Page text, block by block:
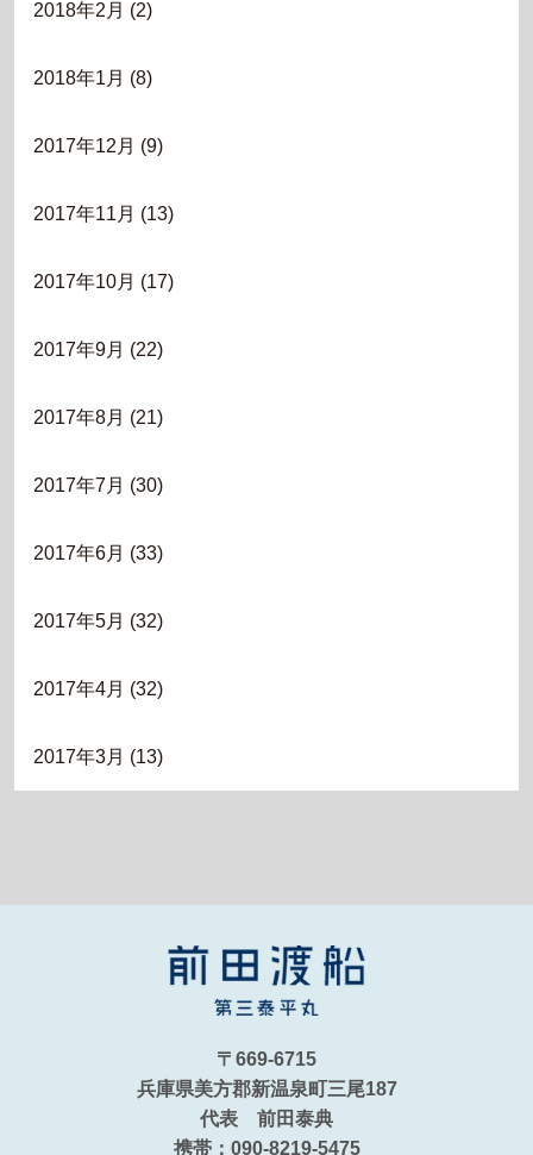
2018年2月 (2)
2018年1月 (8)
2017年12月 (9)
2017年11月 (13)
2017年10月 (17)
2017年9月 (22)
2017年8月 (21)
2017年7月 (30)
2017年6月 (33)
2017年5月 (32)
2017年4月 (32)
2017年3月 (13)
〒669-6715
兵庫県美方郡新温泉町三尾187
代表 前田泰典
携帯：090-8219-5475